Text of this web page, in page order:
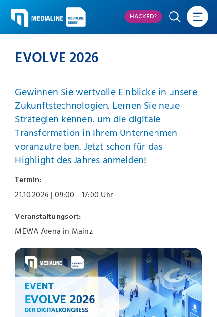
HACKED?
EVOLVE 2026
Gewinnen Sie wertvolle Einblicke in unsere
Zukunftstechnologien. Lernen Sie neue
Strategien kennen, um die digitale
Transformation in Ihrem Unternehmen
voranzutreiben. Jetzt schon für das
Highlight des Jahres anmelden!
Termin:
21.10.2026
| 09:00 - 17:00 Uhr
Veranstaltungsort:
MEWA Arena in Mainz